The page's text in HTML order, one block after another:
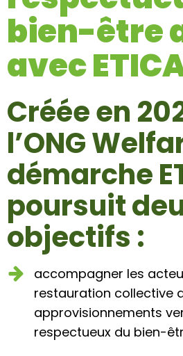
bien-être
avec
Créée en
l’ONG
démarche
poursuit
objectifs :
accompagner les
restauration collective
approvisionnements
respectueux du bien-